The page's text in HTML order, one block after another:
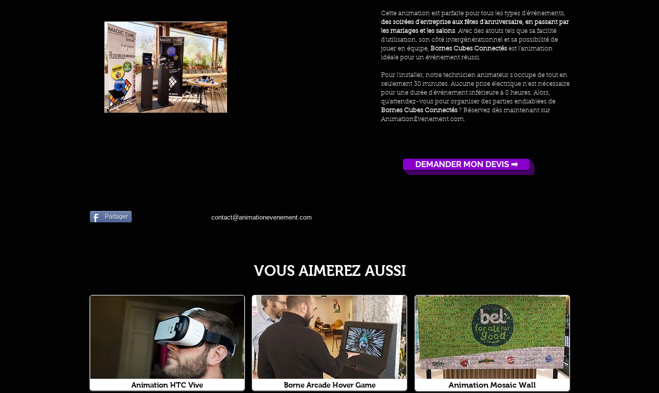
Cette animation est parfaite pour tous les types d'événements,
des soirées d'entreprise aux fêtes d'anniversaire, en passant par
les mariages et les salons. Avec des atouts tels que sa facilité
d'utilisation, son côté intergénérationnel et sa possibilité de
jouer en équipe, Bornes Cubes Connectés est l'animation
idéale pour un événement réussi.
Pour l'installer, notre technicien animateur s'occupe de tout en
seulement 30 minutes. Aucune prise électrique n'est nécessaire
pour une durée d'événement inférieure à 8 heures. Alors,
qu'attendez-vous pour organiser des parties endiablées de
Bornes Cubes Connectés ? Réservez dès maintenant sur
AnimationEvenement.com.
DEMANDER MON DEVIS ➡
Partager contact@animationevenement.com
VOUS AIMEREZ AUSSI
Animation HTC Vive Borne Arcade Hover Game Animation Mosaic Wall